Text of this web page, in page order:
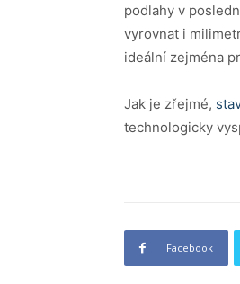
podlahy v
vyrovnat i
ideální zejména
Jak je zřejmé,
technologicky
Facebook